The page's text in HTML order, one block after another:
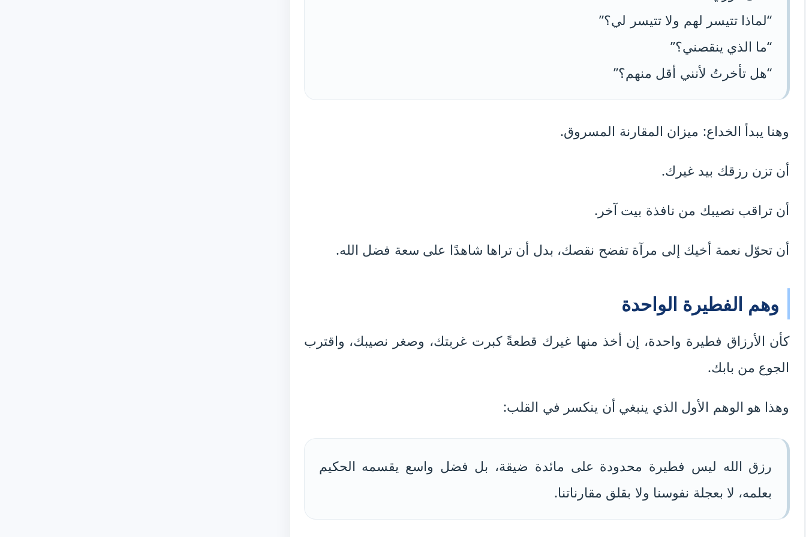
“لماذا تتيسر لهم ولا تتيسر لي؟”
“ما الذي ينقصني؟”
“هل تأخرتُ لأنني أقل منهم؟”
وهنا يبدأ الخداع: ميزان المقارنة المسروق.
أن تزن رزقك بيد غيرك.
أن تراقب نصيبك من نافذة بيت آخر.
أن تحوّل نعمة أخيك إلى مرآة تفضح نقصك، بدل أن تراها شاهدًا على سعة فضل الله.
وهم الفطيرة الواحدة
كأن الأرزاق فطيرة واحدة، إن أخذ منها غيرك قطعةً كبرت غربتك، وصغر نصيبك، واقترب
الجوع من بابك.
وهذا هو الوهم الأول الذي ينبغي أن ينكسر في القلب:
رزق الله ليس فطيرة محدودة على مائدة ضيقة، بل فضل واسع يقسمه الحكيم
بعلمه، لا بعجلة نفوسنا ولا بقلق مقارناتنا.